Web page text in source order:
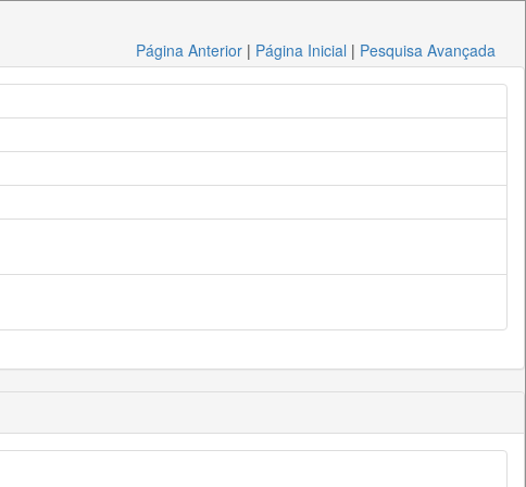
Página Anterior | Página Inicial | Pesquisa Avançada